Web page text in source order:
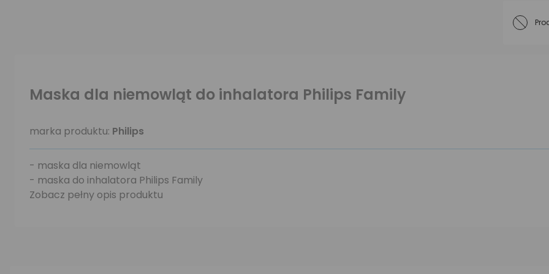
Maska dla niemowląt do inhalatora Philips Family
marka produktu: Philips
- maska dla niemowląt
- maska do inhalatora Philips Family
Zobacz pełny opis produktu